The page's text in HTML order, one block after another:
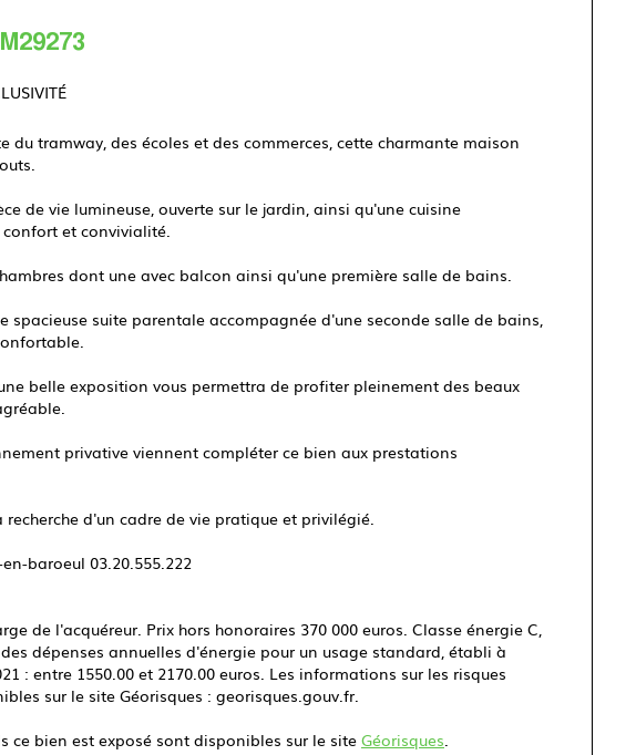
tramway, des écoles et des commerces, cette charmante maison
de vie lumineuse, ouverte sur le jardin, ainsi qu'une cuisine
et convivialité.
dont une avec balcon ainsi qu'une première salle de bains.
spacieuse suite parentale accompagnée d'une seconde salle de bains,
belle exposition vous permettra de profiter pleinement des beaux
privative viennent compléter ce bien aux prestations
d'un cadre de vie pratique et privilégié.
baroeul 03.20.555.222
de l'acquéreur. Prix hors honoraires 370 000 euros. Classe énergie C,
dépenses annuelles d'énergie pour un usage standard, établi à
: entre 1550.00 et 2170.00 euros. Les informations sur les risques
sur le site Géorisques : georisques.gouv.fr.
ce bien est exposé sont disponibles sur le siteGéorisques.